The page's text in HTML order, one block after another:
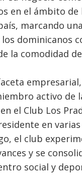
en el ámbito de
marcando
los dominicanos
la comodidad
activo de
el Club Los
en varias
el club
y se
social y